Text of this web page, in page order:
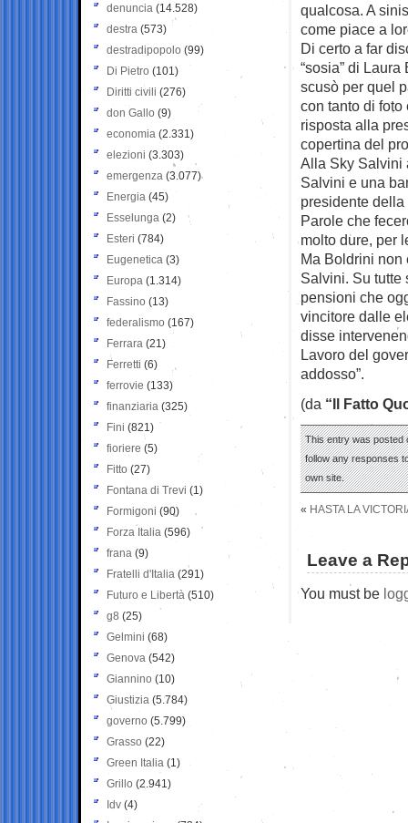
qualcosa. A
come piace a
Di certo a far
“sosia” di
scusò per quel
con tanto di foto
risposta alla
copertina del
Alla Sky Salvini
Salvini e una
presidente della
Parole che
molto dure, per
Ma Boldrini non
Salvini. Su tutte
pensioni che
vincitore dalle
disse
Lavoro del
addosso”.
(da “Il Fatto
This entry was posted
follow any responses
own site.
« HASTA LA
Leave a
You must be
denuncia (14.528)
destra (573)
destradipopolo (99)
Di Pietro (101)
Diritti civili (276)
don Gallo (9)
economia (2.331)
elezioni (3.303)
emergenza (3.077)
Energia (45)
Esselunga (2)
Esteri (784)
Eugenetica (3)
Europa (1.314)
Fassino (13)
federalismo (167)
Ferrara (21)
Ferretti (6)
ferrovie (133)
finanziaria (325)
Fini (821)
fioriere (5)
Fitto (27)
Fontana di Trevi (1)
Formigoni (90)
Forza Italia (596)
frana (9)
Fratelli d'Italia (291)
Futuro e Libertà (510)
g8 (25)
Gelmini (68)
Genova (542)
Giannino (10)
Giustizia (5.784)
governo (5.799)
Grasso (22)
Green Italia (1)
Grillo (2.941)
Idv (4)